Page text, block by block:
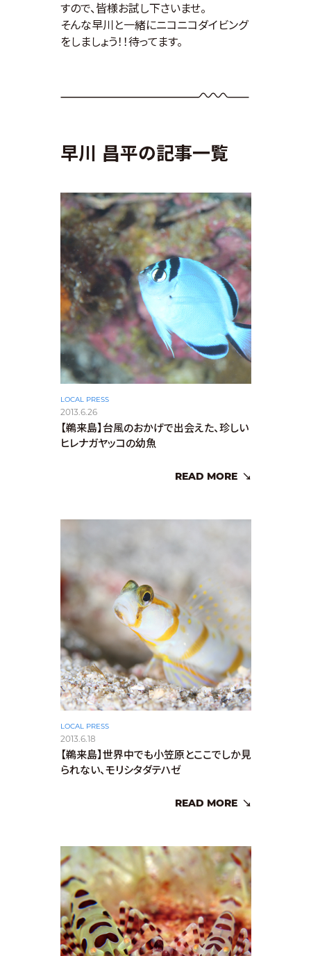
すので、皆様お試し下さいませ。
そんな早川と一緒にニコニコダイビング
をしましょう！！待ってます。
早川 昌平の記事一覧
LOCAL PRESS
2013.6.26
【鵜来島】台風のおかげで出会えた、珍しい
ヒレナガヤッコの幼魚
READ MORE
LOCAL PRESS
2013.6.18
【鵜来島】世界中でも小笠原とここでしか見
られない、モリシタダテハゼ
READ MORE